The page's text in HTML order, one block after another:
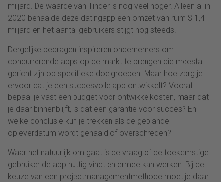
miljard. De waarde van Tinder is nog veel hoger. Alleen al in
2020 behaalde deze datingapp een omzet van ruim $ 1,4
miljard en het aantal gebruikers stijgt nog steeds.
Dergelijke bedragen inspireren ondernemers om
concurrerende apps op de markt te brengen die meestal
gericht zijn op specifieke doelgroepen. Maar hoe zorg je
ervoor dat je een succesvolle app ontwikkelt? Vooraf
bepaal je vast een budget voor ontwikkelkosten, maar dat
je daar binnenblijft, is dat een garantie voor succes? En
welke conclusie kun je trekken als de geplande
opleverdatum wordt gehaald of overschreden?
Waar het natuurlijk om gaat is de vraag of de toekomstige
gebruiker de app nuttig vindt en ermee kan werken. Bij de
keuze van een projectmanagementmethode moet je daar